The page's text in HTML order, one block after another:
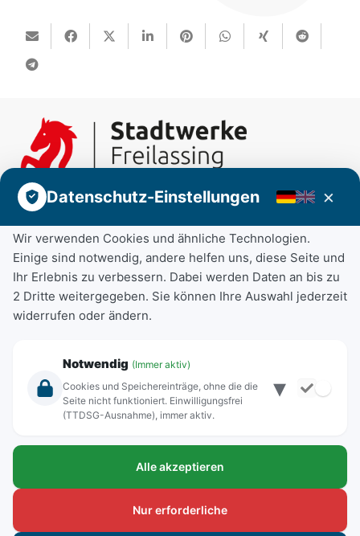
Rechtliche Angaben
Impressum
Datenschutz
Anschrift
Stadtwerke Freilassing
83395 Freilassing
Kontakt
+49(08654)3099-710
Fax:+49(08654)3099-712
E-Mail:
Datenschutz-Einstellungen ×
Wir verwenden Cookies und ähnliche Technologien.
Einige sind notwendig, andere helfen uns, diese Seite und
Ihr Erlebnis zu verbessern. Dabei werden Daten an bis zu
2 Dritte weitergegeben. Sie können Ihre Auswahl jederzeit
widerrufen oder ändern.
Notwendig (Immer aktiv)
Cookies und Speichereinträge, ohne die die
Seite nicht funktioniert. Einwilligungsfrei
(TTDSG-Ausnahme), immer aktiv.
▾
Alle akzeptieren
Nur erforderliche